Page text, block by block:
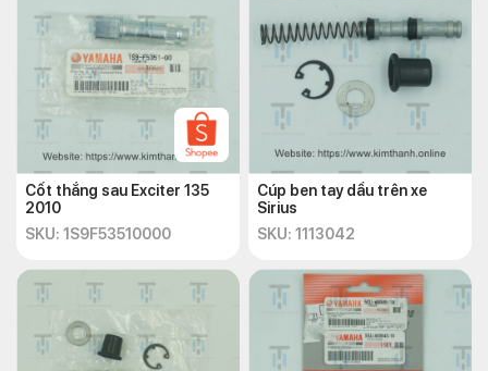
Cốt thắng sau Exciter 135
2010
SKU: 1S9F53510000
Cúp ben tay dầu trên xe
Sirius
SKU: 1113042